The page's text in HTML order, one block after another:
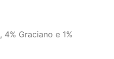
4% Graciano e 1%